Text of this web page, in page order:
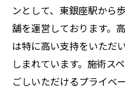
ンとして、東銀座駅から
舗を運営しております。
は特に高い支持をいただ
しまれています。施術ス
ごしいただけるプライベ